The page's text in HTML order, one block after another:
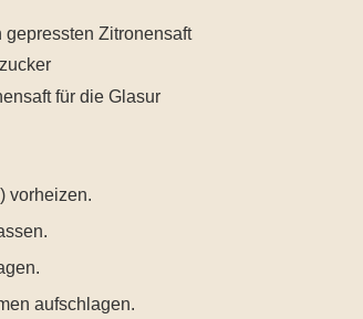
Zitronensaft
für die Glasur
vorheizen.
aufschlagen.